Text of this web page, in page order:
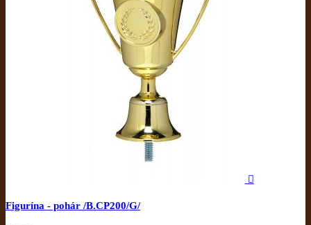

Figurína - pohár /B.CP200/G/